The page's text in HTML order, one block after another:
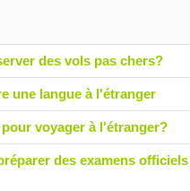
des vols pas chers?
une langue à l'étranger
voyager à l'étranger?
des examens